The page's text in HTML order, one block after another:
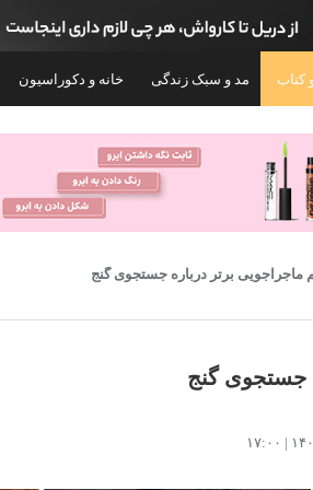
کتاب مد و سبک زندگی خانه و دکوراسیون